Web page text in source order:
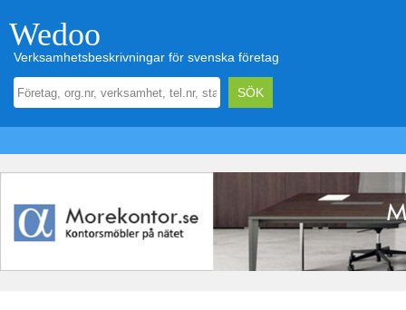
Wedoo
Verksamhetsbeskrivningar för svenska företag